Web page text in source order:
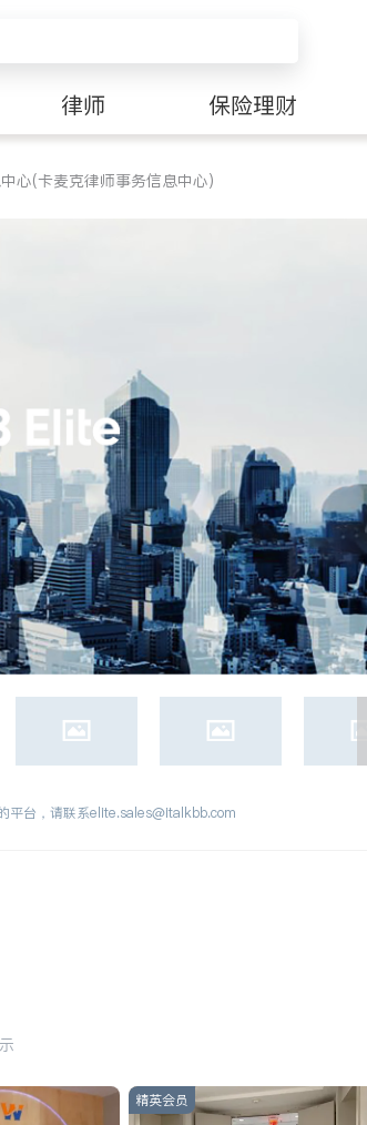
律师 保险理财
心(卡麦克律师事务信息中心)
平台，请联系elite.sales@italkbb.com
精英会员